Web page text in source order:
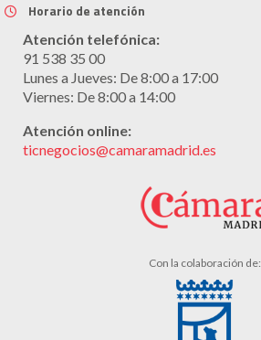
Horario de atención
Atención telefónica:
91 538 35 00
Lunes a Jueves: De 8:00 a 17:00
Viernes: De 8:00 a 14:00
Atención online:
ticnegocios@camaramadrid.es
Con la colaboración de: